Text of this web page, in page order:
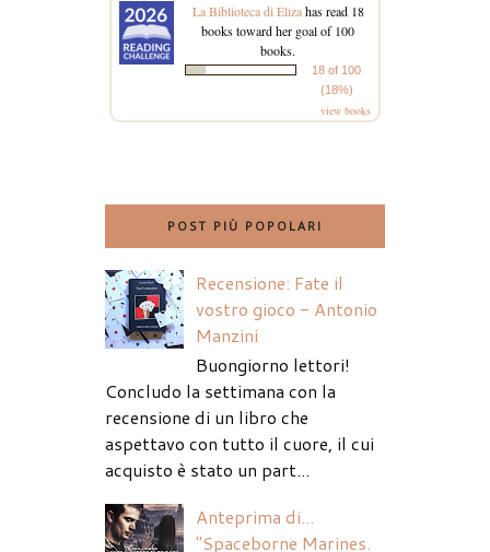
La Biblioteca di Elizahas read 18
books toward her goal of 100
books.
18 of 100
(18%)
view books
POST PIÙ POPOLARI
Recensione: Fate il
vostro gioco - Antonio
Manzini
Buongiorno lettori!
Concludo la settimana con la
recensione di un libro che
aspettavo con tutto il cuore, il cui
acquisto è stato un part...
Anteprima di...
"Spaceborne Marines.